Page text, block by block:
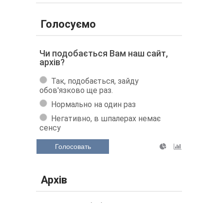
Голосуємо
Чи подобається Вам наш сайт,
архів?
Так, подобається, зайду
обов'язково ще раз.
Нормально на один раз
Негативно, в шпалерах немає
сенсу
Голосовать
Архів